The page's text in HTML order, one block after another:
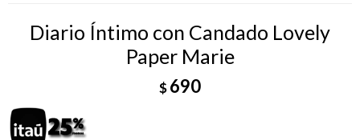
Diario Íntimo con Candado Lovely
Paper Marie
$690